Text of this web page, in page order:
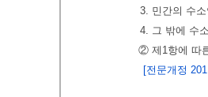
3. 민간의 수
4. 그 밖에 수
② 제1항에 따
[전문개정